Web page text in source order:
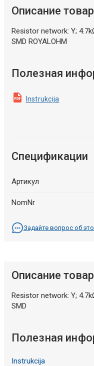
Описание
Resistor network: Y;
SMD ROYALOHM
Полезная
Instrukcija
Спецификации
Артикул
NomNr
Задайте вопрос об
Описание
Resistor network: Y;
SMD
Полезная
Instrukcija